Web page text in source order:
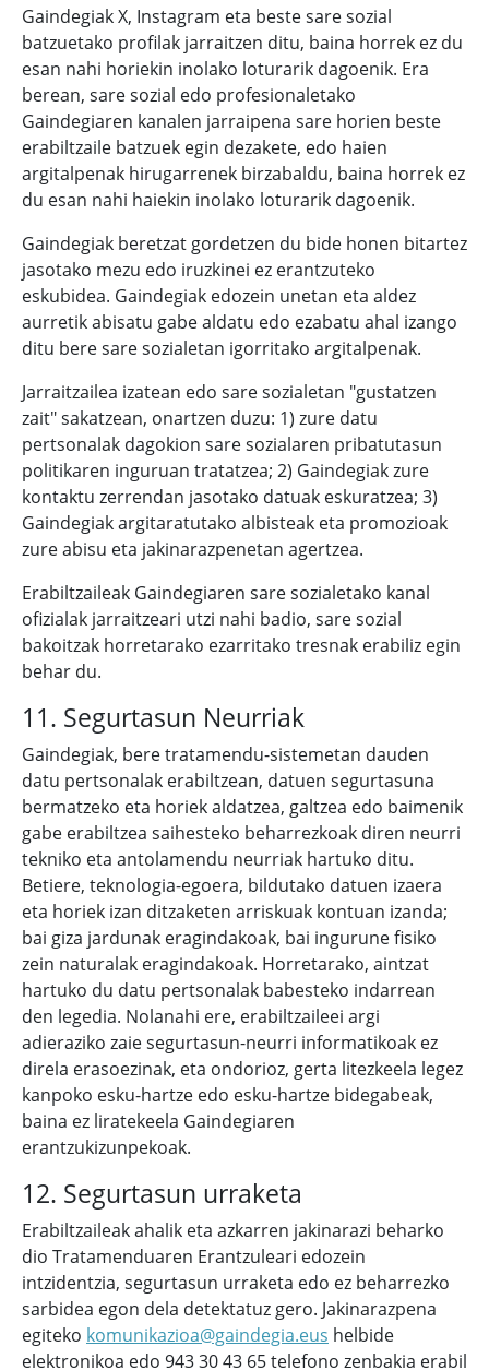
Gaindegiak X, Instagram eta beste sare sozial
batzuetako profilak jarraitzen ditu, baina horrek ez du
esan nahi horiekin inolako loturarik dagoenik. Era
berean, sare sozial edo profesionaletako
Gaindegiaren kanalen jarraipena sare horien beste
erabiltzaile batzuek egin dezakete, edo haien
argitalpenak hirugarrenek birzabaldu, baina horrek ez
du esan nahi haiekin inolako loturarik dagoenik.
Gaindegiak beretzat gordetzen du bide honen bitartez
jasotako mezu edo iruzkinei ez erantzuteko
eskubidea. Gaindegiak edozein unetan eta aldez
aurretik abisatu gabe aldatu edo ezabatu ahal izango
ditu bere sare sozialetan igorritako argitalpenak.
Jarraitzailea izatean edo sare sozialetan "gustatzen
zait" sakatzean, onartzen duzu: 1) zure datu
pertsonalak dagokion sare sozialaren pribatutasun
politikaren inguruan tratatzea; 2) Gaindegiak zure
kontaktu zerrendan jasotako datuak eskuratzea; 3)
Gaindegiak argitaratutako albisteak eta promozioak
zure abisu eta jakinarazpenetan agertzea.
Erabiltzaileak Gaindegiaren sare sozialetako kanal
ofizialak jarraitzeari utzi nahi badio, sare sozial
bakoitzak horretarako ezarritako tresnak erabiliz egin
behar du.
11. Segurtasun Neurriak
Gaindegiak, bere tratamendu-sistemetan dauden
datu pertsonalak erabiltzean, datuen segurtasuna
bermatzeko eta horiek aldatzea, galtzea edo baimenik
gabe erabiltzea saihesteko beharrezkoak diren neurri
tekniko eta antolamendu neurriak hartuko ditu.
Betiere, teknologia-egoera, bildutako datuen izaera
eta horiek izan ditzaketen arriskuak kontuan izanda;
bai giza jardunak eragindakoak, bai ingurune fisiko
zein naturalak eragindakoak. Horretarako, aintzat
hartuko du datu pertsonalak babesteko indarrean
den legedia. Nolanahi ere, erabiltzaileei argi
adieraziko zaie segurtasun-neurri informatikoak ez
direla erasoezinak, eta ondorioz, gerta litezkeela legez
kanpoko esku-hartze edo esku-hartze bidegabeak,
baina ez liratekeela Gaindegiaren
erantzukizunpekoak.
12. Segurtasun urraketa
Erabiltzaileak ahalik eta azkarren jakinarazi beharko
dio Tratamenduaren Erantzuleari edozein
intzidentzia, segurtasun urraketa edo ez beharrezko
sarbidea egon dela detektatuz gero. Jakinarazpena
egiteko komunikazioa@gaindegia.eus helbide
elektronikoa edo 943 30 43 65 telefono zenbakia erabil